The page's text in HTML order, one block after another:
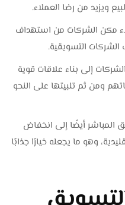
ويزيد من رضا العملاء.
مكن الشركات من استهداف
التسويقية.
إلى بناء علاقات قوية
ومن ثم تلبيتها على النحو
المباشر أيضًا إلى انخفاض
وهو ما يجعله خيارًا جذابًا